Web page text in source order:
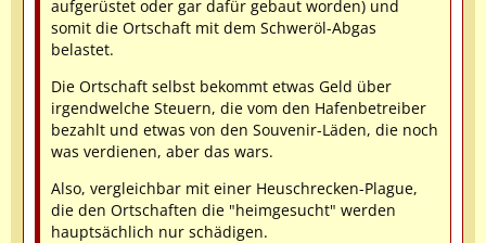
aufgerüstet oder gar dafür gebaut worden) und
somit die Ortschaft mit dem Schweröl-Abgas
belastet.
Die Ortschaft selbst bekommt etwas Geld über
irgendwelche Steuern, die vom den Hafenbetreiber
bezahlt und etwas von den Souvenir-Läden, die noch
was verdienen, aber das wars.
Also, vergleichbar mit einer Heuschrecken-Plague,
die den Ortschaften die "heimgesucht" werden
hauptsächlich nur schädigen.